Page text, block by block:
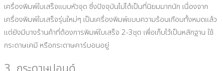
เครื่องพิมพ์ใบเสร็จแบบหัวจุด ซึ่งปัจจุบันไม่ได้เป็นที่นิยมมากนัก เนื่องจาก
เครื่องพิมพ์ใบเสร็จรุ่นใหม่ๆ เป็นเครื่องพิมพ์แบบความร้อนเกือบทั้งหมดแล้ว
แต่ยังมีบางร้านค้าที่ต้องการพิมพ์ใบเสร็จ 2-3ชุด เพื่อเก็บไว้เป็นหลักฐาน ใช้
กระดาษเคมี หรือกระดาษคาร์บอนอยู่